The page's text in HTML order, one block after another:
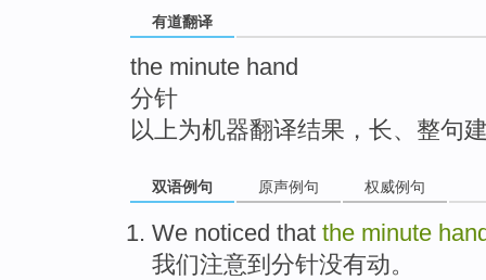
有道翻译
the minute hand
分针
以上为机器翻译结果，长、整句
双语例句 原声例句 权威例句
We noticed that the minute
我们注意到 分针没有动。